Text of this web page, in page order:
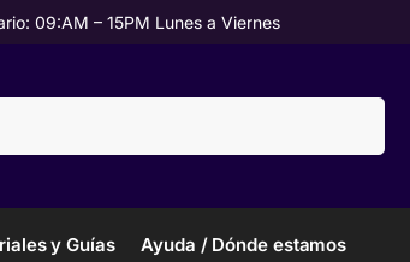
09:AM – 15PM Lunes a Viernes
y Guías Ayuda / Dónde estamos